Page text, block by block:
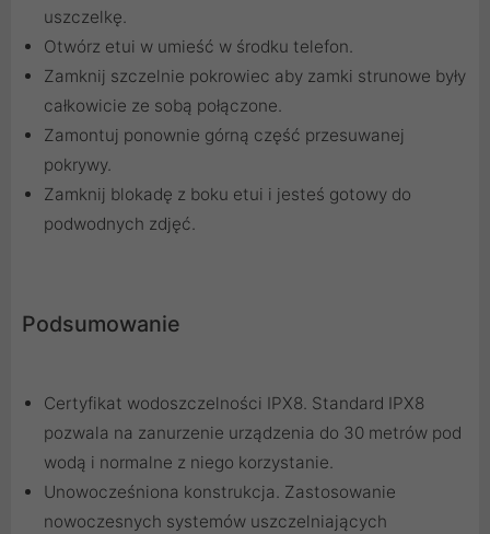
uszczelkę.
Otwórz etui w umieść w środku telefon.
Zamknij szczelnie pokrowiec aby zamki strunowe były
całkowicie ze sobą połączone.
Zamontuj ponownie górną część przesuwanej
pokrywy.
Zamknij blokadę z boku etui i jesteś gotowy do
podwodnych zdjęć.
Podsumowanie
Certyfikat wodoszczelności IPX8. Standard IPX8
pozwala na zanurzenie urządzenia do 30 metrów pod
wodą i normalne z niego korzystanie.
Unowocześniona konstrukcja. Zastosowanie
nowoczesnych systemów uszczelniających